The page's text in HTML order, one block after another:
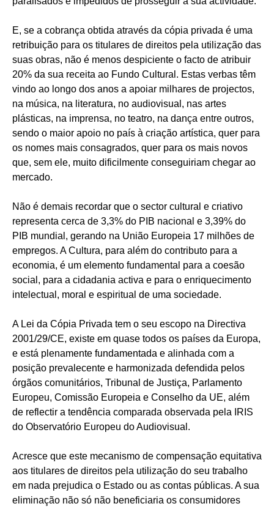
E, se a cobrança obtida através da cópia privada é uma
retribuição para os titulares de direitos pela utilização das
suas obras, não é menos despiciente o facto de atribuir
20% da sua receita ao Fundo Cultural. Estas verbas têm
vindo ao longo dos anos a apoiar milhares de projectos,
na música, na literatura, no audiovisual, nas artes
plásticas, na imprensa, no teatro, na dança entre outros,
sendo o maior apoio no país à criação artística, quer para
os nomes mais consagrados, quer para os mais novos
que, sem ele, muito dificilmente conseguiriam chegar ao
mercado.
Não é demais recordar que o sector cultural e criativo
representa cerca de 3,3% do PIB nacional e 3,39% do
PIB mundial, gerando na União Europeia 17 milhões de
empregos. A Cultura, para além do contributo para a
economia, é um elemento fundamental para a coesão
social, para a cidadania activa e para o enriquecimento
intelectual, moral e espiritual de uma sociedade.
A Lei da Cópia Privada tem o seu escopo na Directiva
2001/29/CE, existe em quase todos os países da Europa,
e está plenamente fundamentada e alinhada com a
posição prevalecente e harmonizada defendida pelos
órgãos comunitários, Tribunal de Justiça, Parlamento
Europeu, Comissão Europeia e Conselho da UE, além
de reflectir a tendência comparada observada pela IRIS
do Observatório Europeu do Audiovisual.
Acresce que este mecanismo de compensação equitativa
aos titulares de direitos pela utilização do seu trabalho
em nada prejudica o Estado ou as contas públicas. A sua
eliminação não só não beneficiaria os consumidores